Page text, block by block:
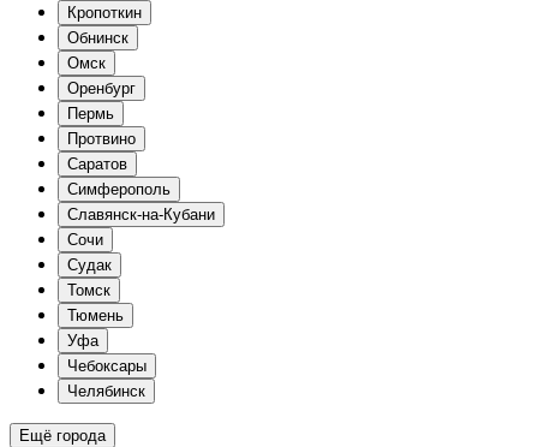
Кропоткин
Обнинск
Омск
Оренбург
Пермь
Протвино
Саратов
Симферополь
Славянск-на-Кубани
Сочи
Судак
Томск
Тюмень
Уфа
Чебоксары
Челябинск
Ещё города